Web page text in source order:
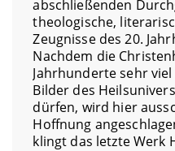
abschließenden
theologische,
Zeugnisse des 20.
Nachdem die
Jahrhunderte sehr
Bilder des
dürfen, wird hier
Hoffnung
klingt das letzte Werk